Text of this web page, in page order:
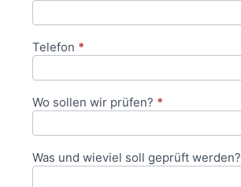
Telefon *
Wo sollen wir prüfen? *
Was und wieviel soll geprüft werden?